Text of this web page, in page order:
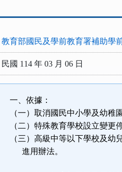
教育部國民及學前教育署補助學
民國 114 年 03 月 06 日
一、依據：
（一）取消國民中小學及幼稚
（二）特殊教育學校設立變更
（三）高級中等以下學校及幼
進用辦法。